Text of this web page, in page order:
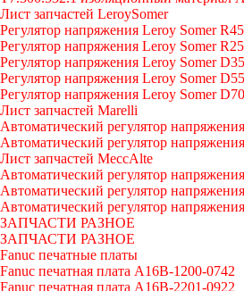
Лист запчастей LeroySomer
Регулятор напряжения Leroy Somer
Регулятор напряжения Leroy Somer
Регулятор напряжения Leroy Somer
Регулятор напряжения Leroy Somer
Регулятор напряжения Leroy Somer
Лист запчастей Marelli
Автоматический регулятор
Автоматический регулятор
Лист запчастей MeccAlte
Автоматический регулятор
Автоматический регулятор
Автоматический регулятор
ЗАПЧАСТИ РАЗНОЕ
ЗАПЧАСТИ РАЗНОЕ
Fanuc печатные платы
Fanuc печатная плата A16B-1200-0742
Fanuc печатная плата A16B-2201-0922